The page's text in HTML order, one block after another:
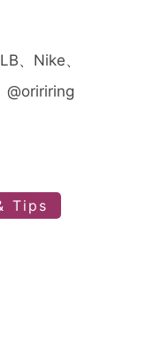
、Nike、
@oririring
Tips